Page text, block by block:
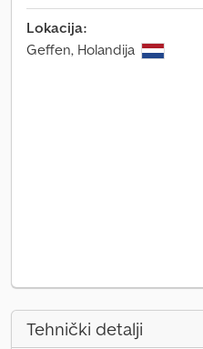
Lokacija:
Geffen, Holandija
Tehnički detalji